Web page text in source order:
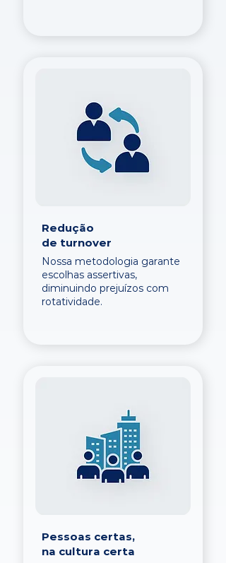
Redução
de turnover
Nossa metodologia garante
escolhas assertivas,
diminuindo prejuízos com
rotatividade.
Pessoas certas,
na cultura certa